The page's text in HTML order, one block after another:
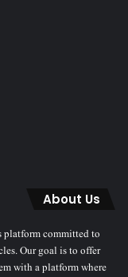
About Us
platform committed to
Our goal is to offer
with a platform where